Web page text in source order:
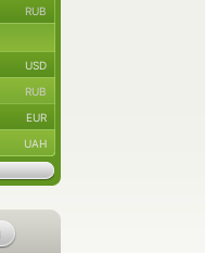
RUB
USD
RUB
EUR
UAH